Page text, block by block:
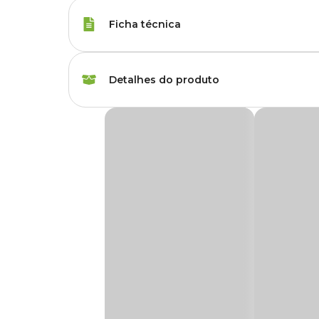
Ficha técnica
Gênero Unissex
Detalhes do produto